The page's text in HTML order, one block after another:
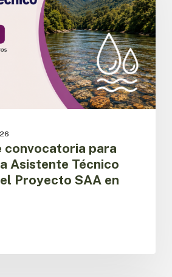
convocatoria para
Asistente Técnico
Proyecto SAA en